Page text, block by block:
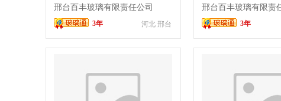
邢台百丰玻璃有限责任公司
河北 邢台
3年
邢台百丰玻璃有限责
3年